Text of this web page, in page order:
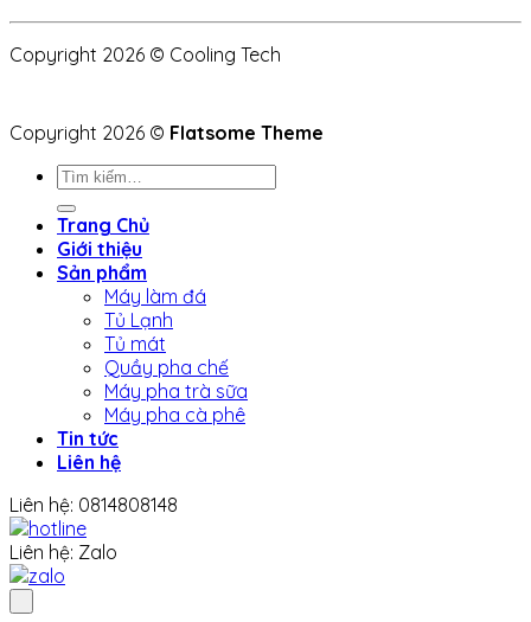
Copyright 2026 © Cooling Tech
Copyright 2026 © Flatsome Theme
Tìm
kiếm:
Trang Chủ
Giới thiệu
Sản phẩm
Máy làm đá
Tủ Lạnh
Tủ mát
Quầy pha chế
Máy pha trà sữa
Máy pha cà phê
Tin tức
Liên hệ
Liên hệ: 0814808148
Liên hệ: Zalo